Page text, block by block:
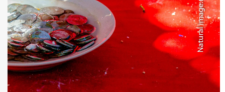
Culture et Traditions
Découvrez la riche culture et les traditions
ancestrales de la région Boeny à Mahajanga,
Madagascar